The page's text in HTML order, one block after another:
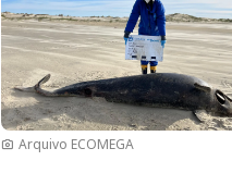
Arquivo ECOMEGA